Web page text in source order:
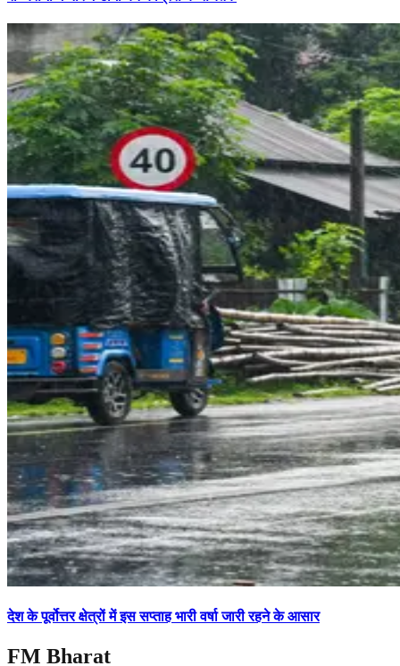
देश के पूर्वोत्तर क्षेत्रों में इस सप्ताह भारी वर्षा जारी रहने के आसार
FM Bharat